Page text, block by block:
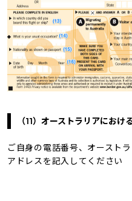
（11）オーストラリアにおけ
ご自身の電話番号、オースト
アドレスを記入してください